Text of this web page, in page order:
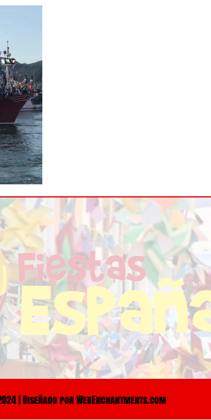
| Diseñado por WebEnchantments.com